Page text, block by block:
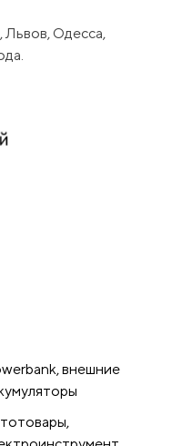
Львов, Одесса,
внешние